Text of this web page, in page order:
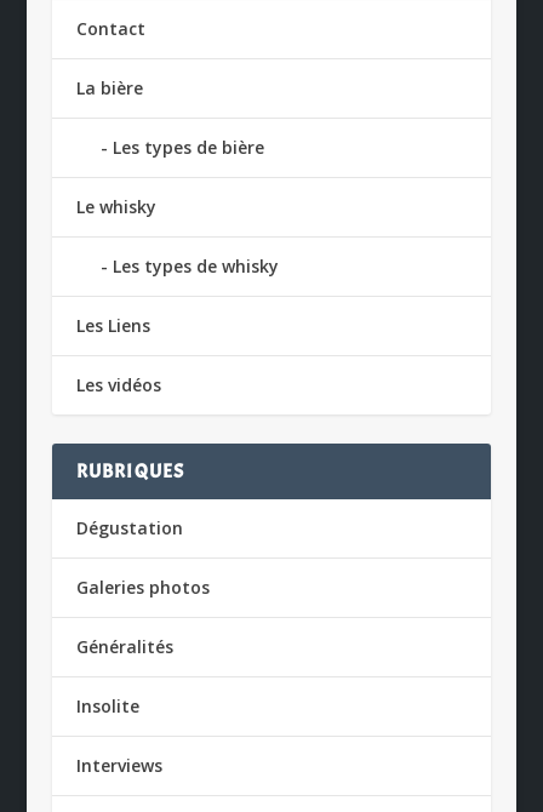
Contact
La bière
Les types de bière
Le whisky
Les types de whisky
Les Liens
Les vidéos
RUBRIQUES
Dégustation
Galeries photos
Généralités
Insolite
Interviews